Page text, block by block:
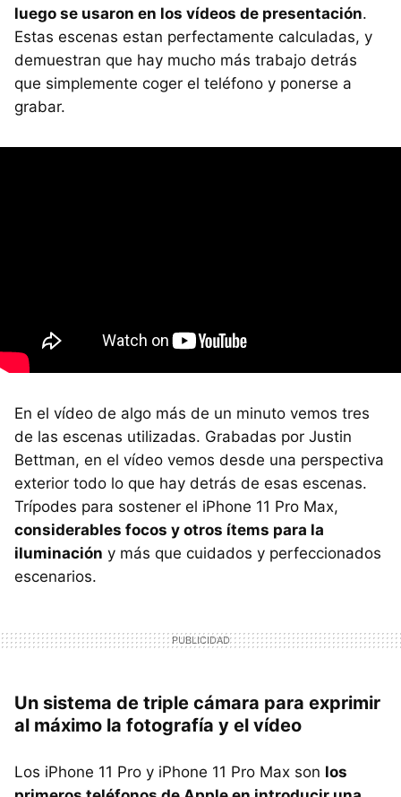
luego se usaron en los vídeos de presentación.
Estas escenas estan perfectamente calculadas, y
demuestran que hay mucho más trabajo detrás
que simplemente coger el teléfono y ponerse a
grabar.
En el vídeo de algo más de un minuto vemos tres
de las escenas utilizadas. Grabadas por Justin
Bettman, en el vídeo vemos desde una perspectiva
exterior todo lo que hay detrás de esas escenas.
Trípodes para sostener el iPhone 11 Pro Max,
considerables focos y otros ítems para la
iluminación y más que cuidados y perfeccionados
escenarios.
Un sistema de triple cámara para exprimir
al máximo la fotografía y el vídeo
Los iPhone 11 Pro y iPhone 11 Pro Max son los